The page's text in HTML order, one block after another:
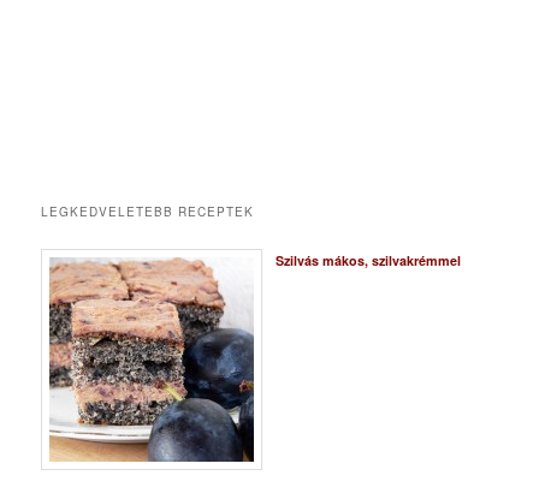
LEGKEDVELETEBB RECEPTEK
Szilvás mákos, szilvakrémmel